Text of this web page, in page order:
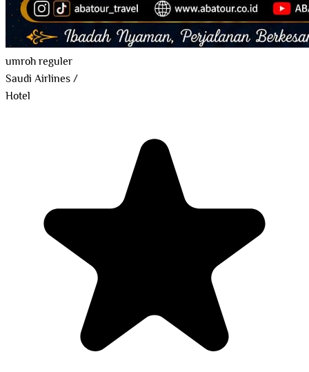
umroh reguler
Saudi Airlines/
Hotel